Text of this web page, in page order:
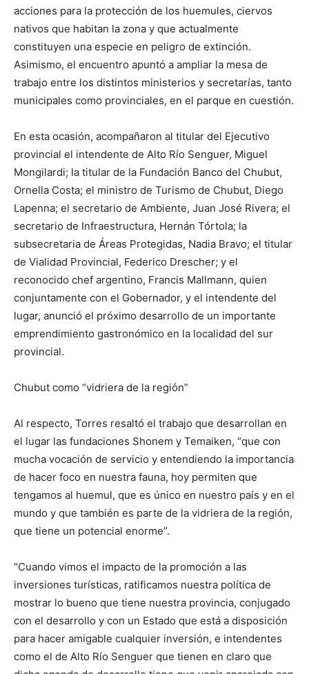
acciones para la protección de los huemules, ciervos
nativos que habitan la zona y que actualmente
constituyen una especie en peligro de extinción.
Asimismo, el encuentro apuntó a ampliar la mesa de
trabajo entre los distintos ministerios y secretarías, tanto
municipales como provinciales, en el parque en cuestión.
En esta ocasión, acompañaron al titular del Ejecutivo
provincial el intendente de Alto Río Senguer, Miguel
Mongilardi; la titular de la Fundación Banco del Chubut,
Ornella Costa; el ministro de Turismo de Chubut, Diego
Lapenna; el secretario de Ambiente, Juan José Rivera; el
secretario de Infraestructura, Hernán Tórtola; la
subsecretaria de Áreas Protegidas, Nadia Bravo; el titular
de Vialidad Provincial, Federico Drescher; y el
reconocido chef argentino, Francis Mallmann, quien
conjuntamente con el Gobernador, y el intendente del
lugar, anunció el próximo desarrollo de un importante
emprendimiento gastronómico en la localidad del sur
provincial.
Chubut como “vidriera de la región”
Al respecto, Torres resaltó el trabajo que desarrollan en
el lugar las fundaciones Shonem y Temaiken, “que con
mucha vocación de servicio y entendiendo la importancia
de hacer foco en nuestra fauna, hoy permiten que
tengamos al huemul, que es único en nuestro país y en el
mundo y que también es parte de la vidriera de la región,
que tiene un potencial enorme”.
“Cuando vimos el impacto de la promoción a las
inversiones turísticas, ratificamos nuestra política de
mostrar lo bueno que tiene nuestra provincia, conjugado
con el desarrollo y con un Estado que está a disposición
para hacer amigable cualquier inversión, e intendentes
como el de Alto Río Senguer que tienen en claro que